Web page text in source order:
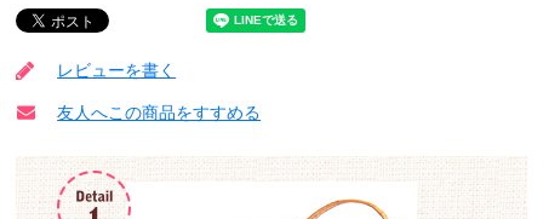
レビューを書く
友人へこの商品をすすめる